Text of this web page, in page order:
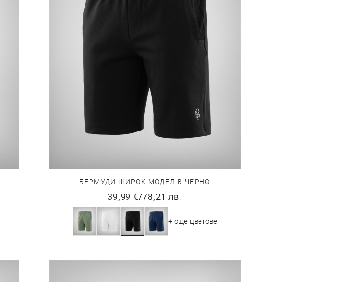
БЕРМУДИ ШИРОК МОДЕЛ В ЧЕРНО
39,99 €/78,21 лв.
+ още цветове